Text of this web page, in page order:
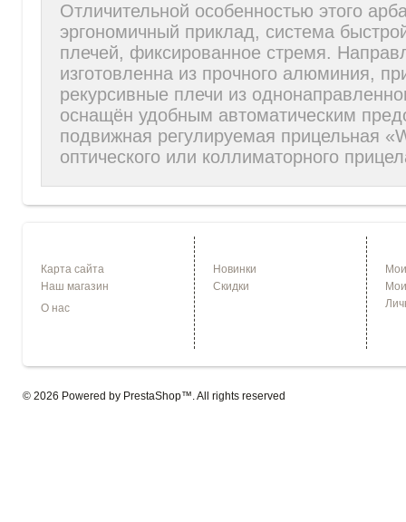
Oтличительной особенностью этого
эргономичный приклад, система
плечей, фиксированное стремя.
изготовленна из прочного алюминия,
рекурсивные плечи из
оснащён удобным автоматическим
подвижная регулируемая прицельная
оптического или коллиматорного
Карта сайта
Наш магазин
О нас
Новинки
Скидки
© 2026 Powered by PrestaShop™. All rights reserved